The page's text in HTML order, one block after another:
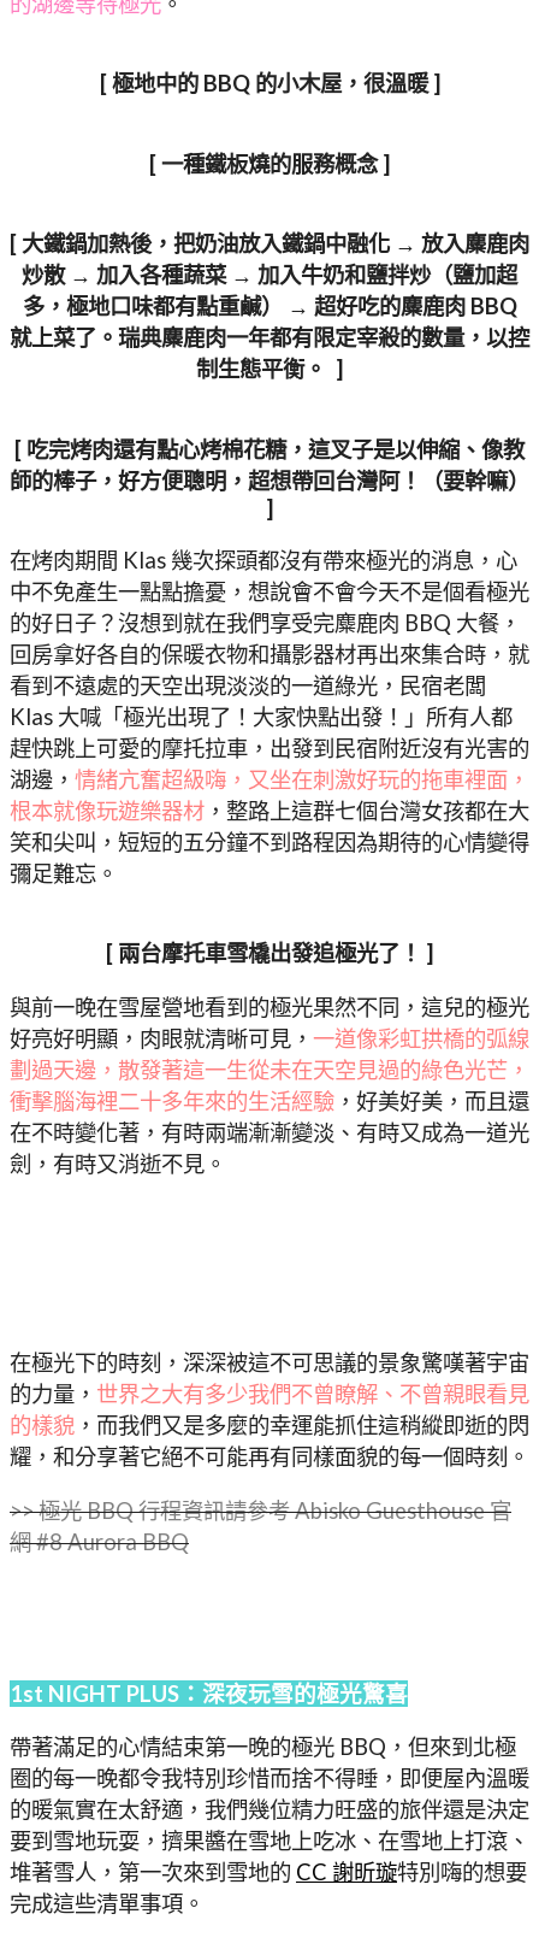
[ 極地中的 BBQ 的小木屋，很溫暖 ]
[ 一種鐵板燒的服務概念 ]
[ 大鐵鍋加熱後，把奶油放入鐵鍋中融化 → 放入麋鹿肉
炒散 → 加入各種蔬菜 → 加入牛奶和鹽拌炒（鹽加超
多，極地口味都有點重鹹） → 超好吃的麋鹿肉 BBQ
就上菜了。瑞典麋鹿肉一年都有限定宰殺的數量，以控
制生態平衡。 ]
[ 吃完烤肉還有點心烤棉花糖，這叉子是以伸縮、像教
師的棒子，好方便聰明，超想帶回台灣阿！（要幹嘛）
]
在烤肉期間 Klas 幾次探頭都沒有帶來極光的消息，心
中不免產生一點點擔憂，想說會不會今天不是個看極光
的好日子？沒想到就在我們享受完麋鹿肉 BBQ 大餐，
回房拿好各自的保暖衣物和攝影器材再出來集合時，就
看到不遠處的天空出現淡淡的一道綠光，民宿老闆
Klas 大喊「極光出現了！大家快點出發！」所有人都
趕快跳上可愛的摩托拉車，出發到民宿附近沒有光害的
湖邊， 情緒亢奮超級嗨，又坐在刺激好玩的拖車裡面，
根本就像玩遊樂器材 ，整路上這群七個台灣女孩都在大
笑和尖叫，短短的五分鐘不到路程因為期待的心情變得
彌足難忘。
[ 兩台摩托車雪橇出發追極光了！ ]
與前一晚在雪屋營地看到的極光果然不同，這兒的極光
好亮好明顯，肉眼就清晰可見， 一道像彩虹拱橋的弧線
劃過天邊，散發著這一生從未在天空見過的綠色光芒，
衝擊腦海裡二十多年來的生活經驗 ，好美好美，而且還
在不時變化著，有時兩端漸漸變淡、有時又成為一道光
劍，有時又消逝不見。
在極光下的時刻，深深被這不可思議的景象驚嘆著宇宙
的力量， 世界之大有多少我們不曾瞭解、不曾親眼看見
的樣貌 ，而我們又是多麼的幸運能抓住這稍縱即逝的閃
耀，和分享著它絕不可能再有同樣面貌的每一個時刻。
>> 極光 BBQ 行程資訊請參考 Abisko Guesthouse 官
網 #8 Aurora BBQ
1st NIGHT PLUS：深夜玩雪的極光驚喜
帶著滿足的心情結束第一晚的極光 BBQ，但來到北極
圈的每一晚都令我特別珍惜而捨不得睡，即便屋內溫暖
的暖氣實在太舒適，我們幾位精力旺盛的旅伴還是決定
要到雪地玩耍，擠果醬在雪地上吃冰、在雪地上打滾、
堆著雪人，第一次來到雪地的 CC 謝昕璇特別嗨的想要
完成這些清單事項。